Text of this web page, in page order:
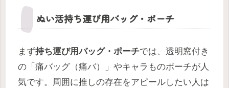
ぬい活持ち運び用バッグ・ポーチ
まず持ち運び用バッグ・ポーチでは、透明窓付き
の「痛バッグ（痛バ）」やキャラものポーチが人
気です。周囲に推しの存在をアピールしたい人は